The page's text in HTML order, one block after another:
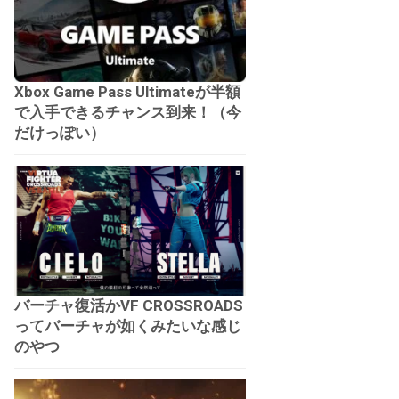
Xbox Game Pass Ultimateが半額
で入手できるチャンス到来！（今
だけっぽい）
バーチャ復活かVF CROSSROADS
ってバーチャが如くみたいな感じ
のやつ